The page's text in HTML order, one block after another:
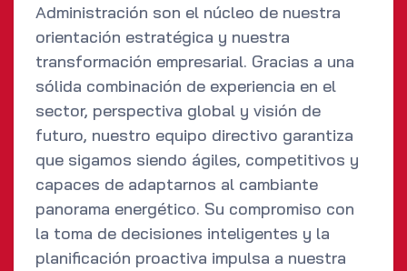
Administración son el núcleo de nuestra
orientación estratégica y nuestra
transformación empresarial. Gracias a una
sólida combinación de experiencia en el
sector, perspectiva global y visión de
futuro, nuestro equipo directivo garantiza
que sigamos siendo ágiles, competitivos y
capaces de adaptarnos al cambiante
panorama energético. Su compromiso con
la toma de decisiones inteligentes y la
planificación proactiva impulsa a nuestra